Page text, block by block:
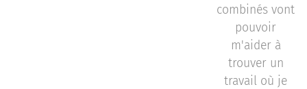
combinés vont
pouvoir
m'aider à
trouver un
travail où je